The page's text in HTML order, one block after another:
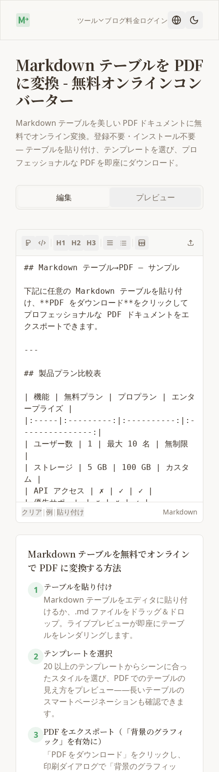
ツール ブログ料金ログイン
Markdown テーブルを PDF
に変換 - 無料オンラインコン
バーター
Markdown テーブルを美しい PDF ドキュメントに無
料でオンライン変換。登録不要・インストール不要
— テーブルを貼り付け、テンプレートを選び、プロ
フェッショナルな PDF を即座にダウンロード。
編集 プレビュー
H1 H2 H3
サンプルを読み込む ファイルを選択
クリア |例 | 貼り付け Markdown
Markdown テーブルを無料でオンライン
で PDF に変換する方法
1 テーブルを貼り付け
Markdown テーブルをエディタに貼り付
けるか、.md ファイルをドラッグ＆ドロ
ップ。ライブプレビューが即座にテーブ
ルをレンダリングします。
2
テンプレートを選択
20 以上のテンプレートからシーンに合っ
たスタイルを選び、PDF でのテーブルの
見え方をプレビュー——長いテーブルの
スマートページネーションも確認できま
す。
3 PDF をエクスポート（「背景のグラフィ
ック」を有効に）
「PDF をダウンロード」をクリックし、
印刷ダイアログで「背景のグラフィッ